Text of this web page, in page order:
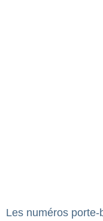
Les numéros